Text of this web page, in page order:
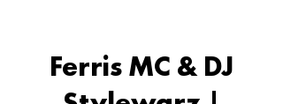
Ferris MC & DJ